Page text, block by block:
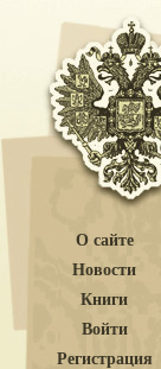
О сайте
Новости
Книги
Войти
Регистрация